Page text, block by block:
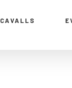
CAVALLS